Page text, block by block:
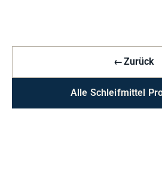
←Zurück
Alle Schleifmittel